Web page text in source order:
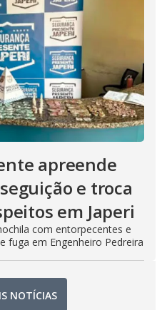
apreende
e troca
em Japeri
com entorpecentes e
fuga em Engenheiro Pedreira
NOTÍCIAS